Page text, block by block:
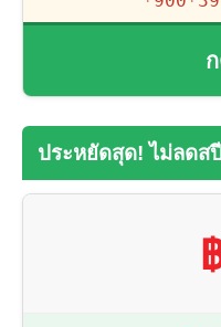
ประหยัดสุด! ไม่ลดส